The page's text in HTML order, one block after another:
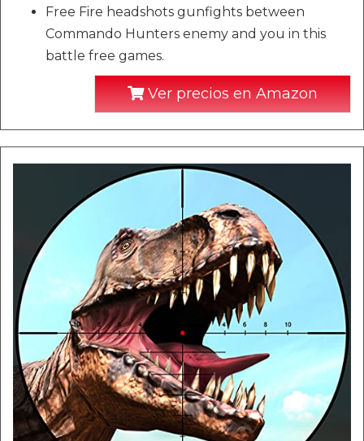
Free Fire headshots gunfights between
Commando Hunters enemy and you in this
battle free games.
Ver precios en Amazon